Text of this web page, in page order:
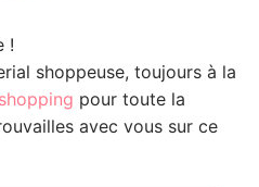
!
shoppeuse, toujours à la
pour toute la
avec vous sur ce